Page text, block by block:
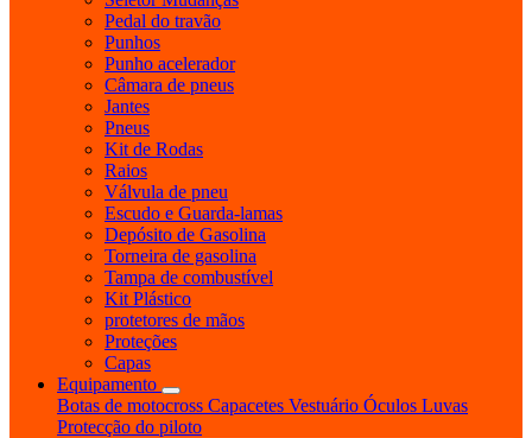
Pedal do travão
Punhos
Punho acelerador
Câmara de pneus
Jantes
Pneus
Kit de Rodas
Raios
Válvula de pneu
Escudo e Guarda-lamas
Depósito de Gasolina
Torneira de gasolina
Tampa de combustível
Kit Plástico
protetores de mãos
Proteções
Capas
Equipamento
Botas de motocross Capacetes Vestuário Óculos Luvas
Protecção do piloto